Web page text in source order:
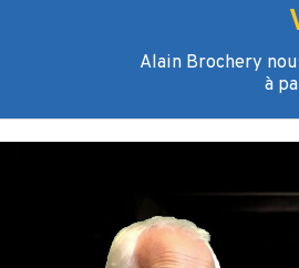
Alain Brochery
à